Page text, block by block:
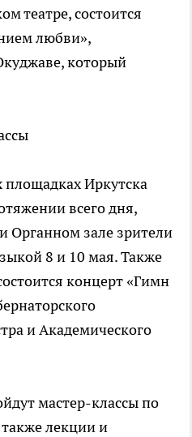
театре, состоится
любви»,
который
Иркутска
всего дня,
Органном зале зрители
8 и 10 мая. Также
концерт «Гимн
и Академического
мастер-классы по
лекции и